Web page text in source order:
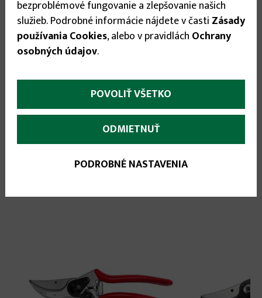
Ako líder vo výrobe ručných nožníc prichádza
spoločnosť FELCO s radom produktov pre
ochranu zdravia pri práci. Súčasťou tohto radu
sú pracovné rukavice FELCO 701. Rukavice sú
profesionálnych pracovníkov, ale aj hobby
Súvisiace výrobky:
bezproblémové fungovanie a zlepšovanie našich
služieb. Podrobné informácie nájdete v časti Zásady
používania Cookies, alebo v pravidlách Ochrany
osobných údajov.
POVOLIŤ VŠETKO
ODMIETNUŤ
PODROBNÉ NASTAVENIA